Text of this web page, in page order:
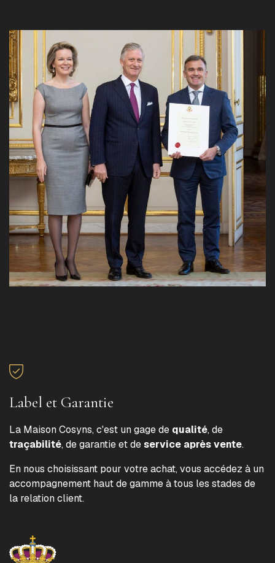
Label et Garantie
La Maison Cosyns, c'est un gage de qualité, de
traçabilité, de garantie et deservice après vente.
En nous choisissant pour votre achat, vous accédez à un
accompagnement haut de gamme à tous les stades de
la relation client.